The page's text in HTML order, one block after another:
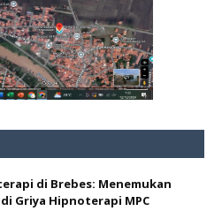
di Brebes: Menemukan
Griya Hipnoterapi MPC